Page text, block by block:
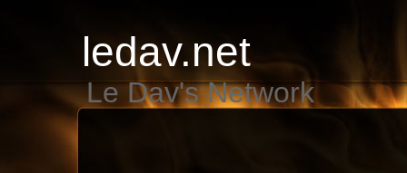
ledav.net
Le Dav's Network